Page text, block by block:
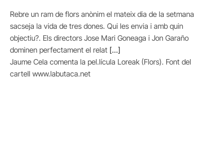
Rebre un ram de flors anònim el mateix dia de la setmana
sacseja la vida de tres dones. Qui les envia i amb quin
objectiu?. Els directors Jose Mari Goneaga i Jon Garaño
dominen perfectament el relat […]
Jaume Cela comenta la pel.lícula Loreak (Flors). Font del
cartell www.labutaca.net